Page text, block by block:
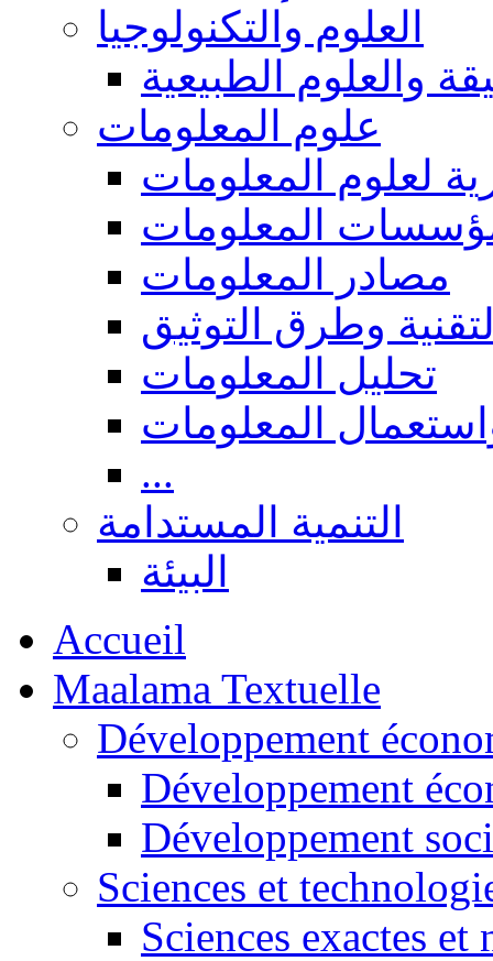
العلوم والتكنولوجيا
والعلوم الطبيعية
علوم المعلومات
لعلوم المعلومات
المعلومات
مصادر المعلومات
وطرق التوثيق
تحليل المعلومات
المعلومات
...
التنمية المستدامة
البيئة
Accueil
Maalama Textuelle
Développement
Développement
Développement
Sciences et
Sciences exactes et